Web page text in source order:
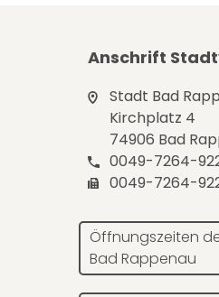
Anschrift
Stadt Bad
Kirchplatz 4
74906 Bad
0049-7264-
0049-7264-
Öffnungszeiten
Bad Rappenau